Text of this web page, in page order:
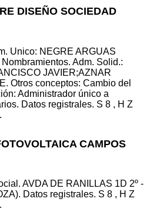
DISEÑO SOCIEDAD
Unico: NEGRE ARGUAS
Adm. Solid.:
JAVIER;AZNAR
Otros conceptos: Cambio del
Administrador único a
Datos registrales. S 8 , H Z
CAMPOS
AVDA DE RANILLAS 1D 2º -
Datos registrales. S 8 , H Z